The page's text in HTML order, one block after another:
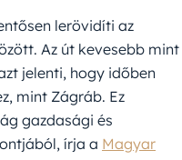
lerövidíti az
Az út kevesebb mint
jelenti, hogy időben
mint Zágráb. Ez
gazdasági és
írja a Magyar